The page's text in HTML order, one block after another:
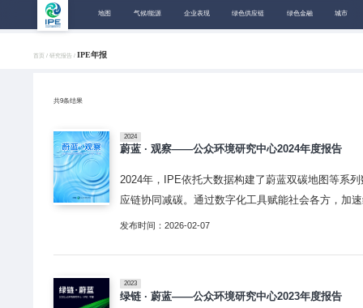
地图 气候/能源 企业表现 绿色供应链 绿色金融 城市
首页 / 研究报告 / IPE年报
共9条结果
2024
蔚蓝 · 观察——公众环境研究中心2024年度报告
2024年，IPE依托大数据构建了蔚蓝双碳地图等系
应链协同减碳。通过数字化工具赋能社会各方，加
发布时间：2026-02-07
2023
绿链 · 蔚蓝——公众环境研究中心2023年度报告